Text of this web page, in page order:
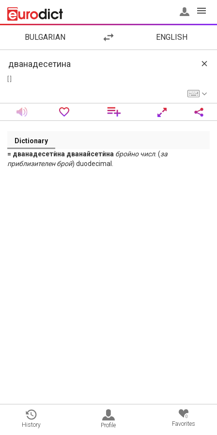
BULGARIAN ENGLISH
Dictionary
= дванадесетѝна дванайсетѝна бройно числ. (за
приблизителен брой) duodecimal.
History Profile
0
Favorites